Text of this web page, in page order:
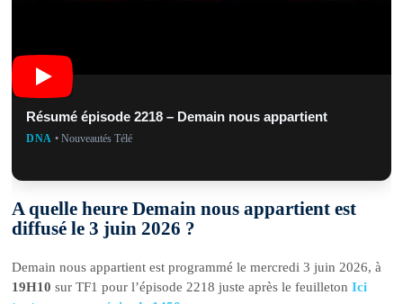
Résumé épisode 2218 – Demain nous appartient
DNA • Nouveautés Télé
A quelle heure Demain nous appartient est
diffusé le 3 juin 2026 ?
Demain nous appartient est programmé le mercredi 3 juin 2026, à
19H10 sur TF1 pour l’épisode 2218 juste après le feuilletonIci